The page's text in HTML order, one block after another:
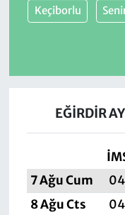
Keçiborlu
EĞIRDIR
7 Ağu Cum
8 Ağu Cts